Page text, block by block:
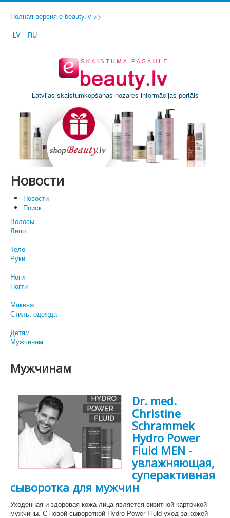
Полная версия e-beauty.lv >>
LV
RU
Latvijas skaistumkopšanas nozares informācijas portāls
Новости
Новости
Поиск
Волосы
Лицо
Тело
Руки
Ноги
Ногти
Макияж
Стиль, одежда
Детям
Мужчинам
Мужчинам
Dr. med.
Christine
Schrammek
Hydro Power
Fluid MEN -
увлажняющая,
суперактивная
сыворотка для мужчин
Уходенная и здоровая кожа лица является визитной карточкой
мужчины. С новой сывороткой Hydro Power Fluid уход за кожей